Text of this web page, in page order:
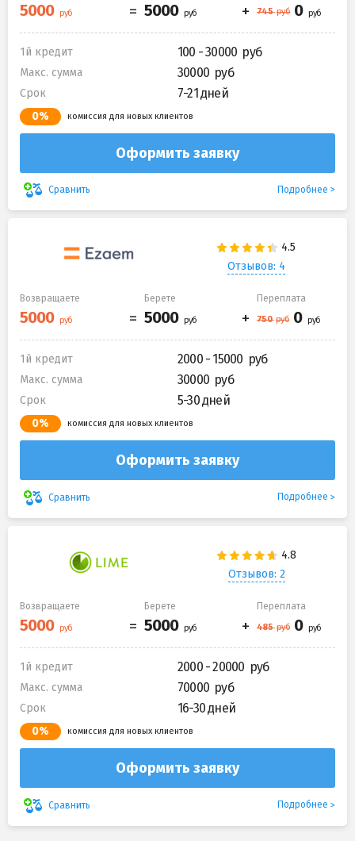
1й кредит 100 - 30000
Макс. сумма 30000
Срок 7-21 дней
0% комиссия для новых клиентов
Оформить заявку
Сравнить Подробнее
Отзывов: 4
Возвращаете Берете Переплата
1й кредит 2000 - 15000
Макс. сумма 30000
Срок 5-30 дней
0% комиссия для новых клиентов
Оформить заявку
Сравнить Подробнее
Отзывов: 2
Возвращаете Берете Переплата
1й кредит 2000 - 20000
Макс. сумма 70000
Срок 16-30 дней
0% комиссия для новых клиентов
Оформить заявку
Сравнить Подробнее